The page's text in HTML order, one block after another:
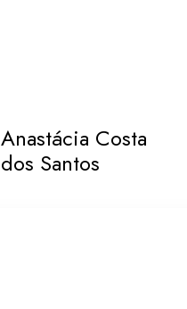
Anastácia Costa
dos Santos